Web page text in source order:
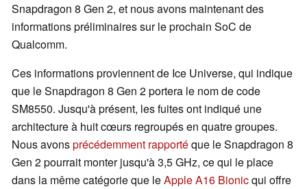
Snapdragon 8 Gen 2, et nous avons maintenant des
informations préliminaires sur le prochain SoC de
Qualcomm.
Ces informations proviennent de Ice Universe, qui indique
que le Snapdragon 8 Gen 2 portera le nom de code
SM8550. Jusqu'à présent, les fuites ont indiqué une
architecture à huit cœurs regroupés en quatre groupes.
Nous avonsprécédemment rapportéque le Snapdragon 8
Gen 2 pourrait monter jusqu'à 3,5 GHz, ce qui le place
dans la même catégorie que leApple A16 Bionicqui offre